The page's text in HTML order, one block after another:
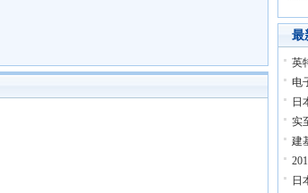
最
英
电
日
实
建
日